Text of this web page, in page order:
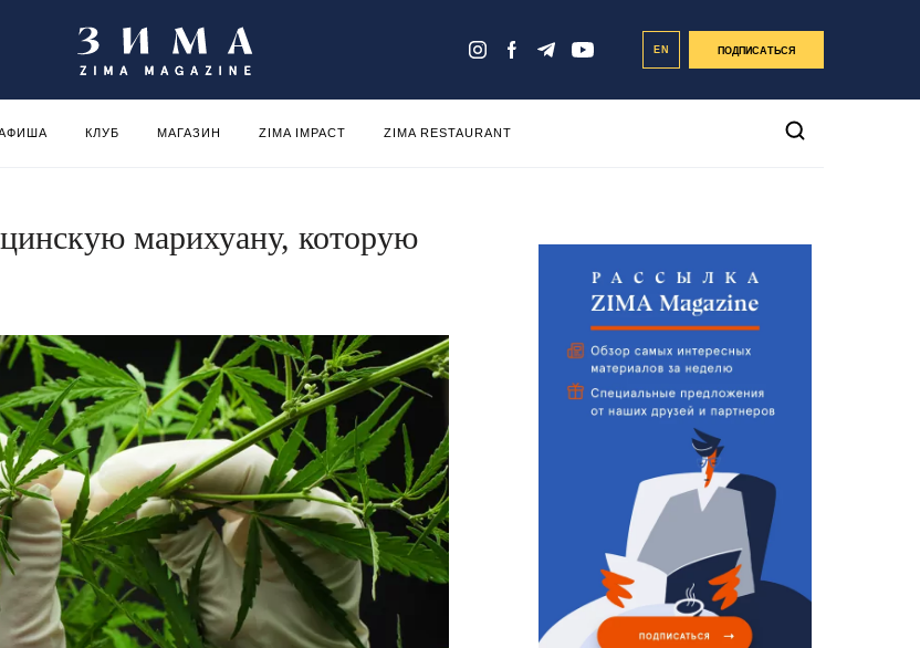
EN ПОДПИСАТЬСЯ
КЛУБ МАГАЗИН ZIMA IMPACT ZIMA RESTAURANT
марихуану, которую